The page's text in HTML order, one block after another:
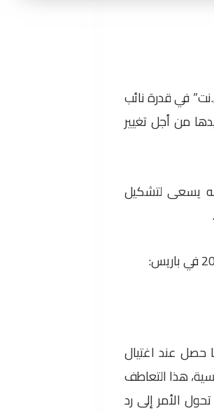
في قدرة نائب
من أجل تغيير
مقابلة مع مجلة “دير شبيجل” الألمانية نشرتها السبت 14-1-2006- أنه يسعى لتشكيل
حصل عند اغتيال
هذا التعاطف
الأمر إلى رد